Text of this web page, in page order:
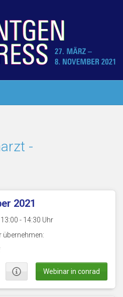
-
2021
13:00 - 14:30 Uhr
übernehmen:
Webinar in conrad